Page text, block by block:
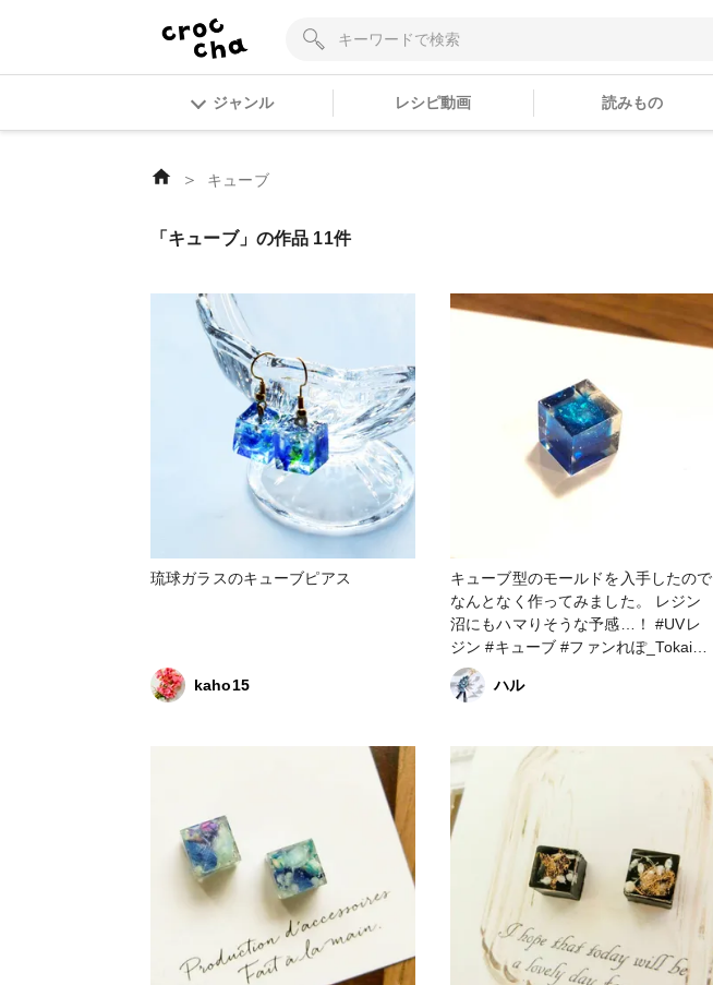
ジャンル レシピ動画 読みもの
＞ キューブ
「キューブ」の作品 11件
琉球ガラスのキューブピアス
kaho15
キューブ型のモールドを入手したので
なんとなく作ってみました。 レジン
沼にもハマりそうな予感…！ #UVレ
ジン #キューブ #ファンれぽ_Tokaiグ
ハル